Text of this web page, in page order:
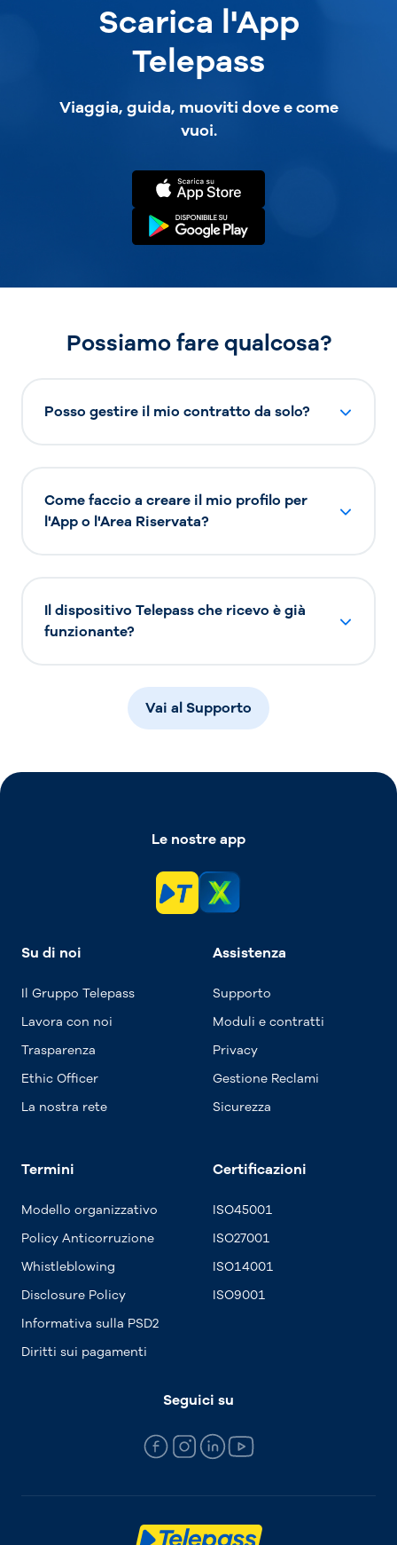
Scarica l'App
Telepass
Viaggia, guida, muoviti dove e come
vuoi.
Possiamo fare qualcosa?
Posso gestire il mio contratto da solo?
Come faccio a creare il mio profilo per
l'App o l'Area Riservata?
Il dispositivo Telepass che ricevo è già
funzionante?
Vai al Supporto
Le nostre app
Su di noi
Il Gruppo Telepass
Lavora con noi
Trasparenza
Ethic Officer
La nostra rete
Assistenza
Supporto
Moduli e contratti
Privacy
Gestione Reclami
Sicurezza
Termini
Modello organizzativo
Policy Anticorruzione
Whistleblowing
Disclosure Policy
Informativa sulla PSD2
Diritti sui pagamenti
Certificazioni
ISO45001
ISO27001
ISO14001
ISO9001
Seguici su